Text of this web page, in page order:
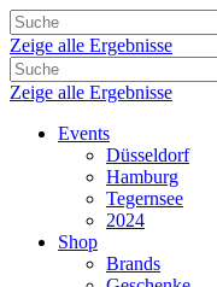
Zeige alle Ergebnisse
Zeige alle Ergebnisse
Events
Düsseldorf
Hamburg
Tegernsee
2024
Shop
Brands